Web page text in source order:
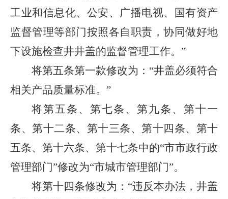
工业和信息化、公安、广播电视、国有资产
监督管理等部门按照各自职责，协同做好地
下设施检查井井盖的监督管理工作。”
将第五条第一款修改为：“井盖必须符合
相关产品质量标准。”
将第五条、第七条、第九条、第十一
条、第十二条、第十三条、第十四条、第十
五条、第十六条、第十七条中的“市市政行政
管理部门”修改为“市城市管理部门”。
将第十四条修改为：“违反本办法，井盖